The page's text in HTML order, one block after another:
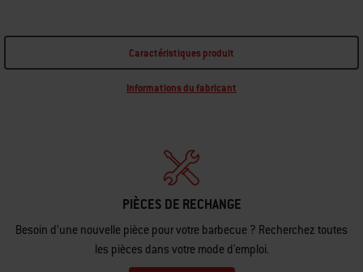
Caractéristiques produit
Informations du fabricant
PIÈCES DE RECHANGE
Besoin d’une nouvelle pièce pour votre barbecue ? Recherchez toutes
les pièces dans votre mode d'emploi.